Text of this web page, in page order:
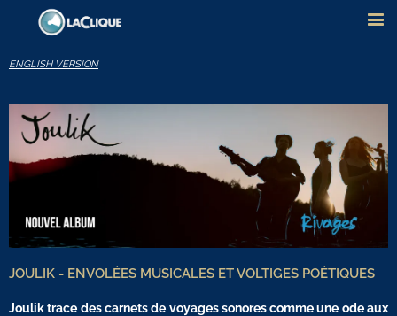
ENGLISH VERSION
JOULIK - ENVOLÉES MUSICALES ET VOLTIGES POÉTIQUES
Joulik trace des carnets de voyages sonores comme une ode aux